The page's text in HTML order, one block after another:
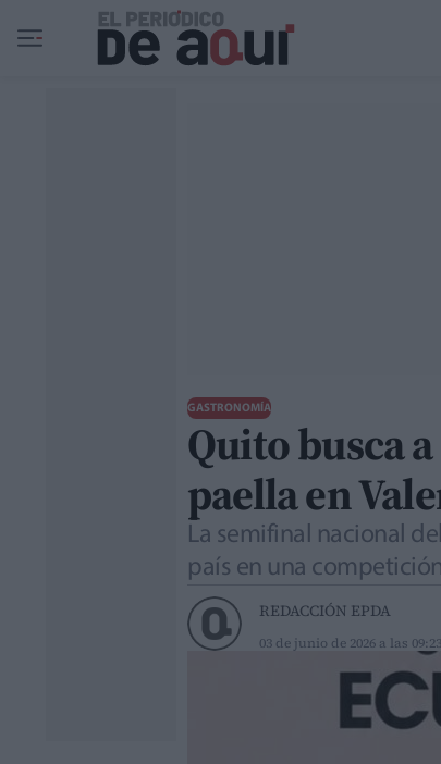
Ir al contenido principal
GASTRONOMÍA
Quito busca
paella en
La semifinal nacional
país en una
REDACCIÓN EPDA
03 de junio de 2026 a las